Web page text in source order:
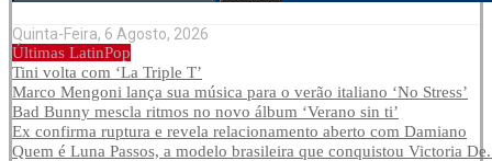
Quinta-Feira, 6 Agosto, 2026
Últimas LatinPop
Tini volta com ‘La Triple T’
Marco Mengoni lança sua música para o verão italiano ‘No Stress’
Bad Bunny mescla ritmos no novo álbum ‘Verano sin ti’
Ex confirma ruptura e revela relacionamento aberto com Damiano
Quem é Luna Passos, a modelo brasileira que conquistou Victoria